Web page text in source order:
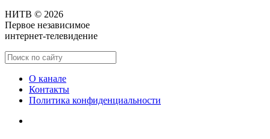
НИТВ © 2026
Первое независимое
интернет-телевидение
О канале
Контакты
Политика конфиденциальности